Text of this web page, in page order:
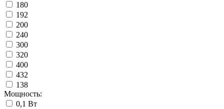
180
192
200
240
300
320
400
432
138
Мощность:
0,1 Вт